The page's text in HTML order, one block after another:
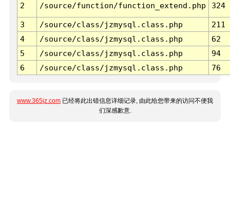
2 /source/function/function_extend.php 324
3 /source/class/jzmysql.class.php
211
4
/source/class/jzmysql.class.php
62
5
/source/class/jzmysql.class.php
94
6
/source/class/jzmysql.class.php 76
www.365jz.com 已经将此出错信息详细记录, 由此给您带来的访问不便我
们深感歉意.